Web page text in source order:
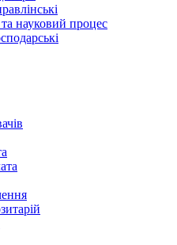
науковий процес